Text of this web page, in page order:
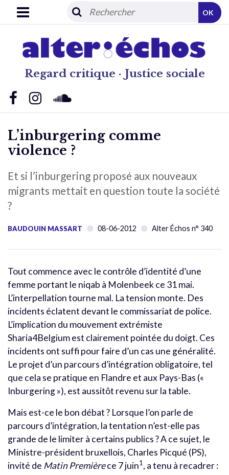
Regard critique · Justice sociale
OK
L’inburgering comme
violence ?
Et si l’inburgering proposé aux nouveaux
migrants mettait en question toute la société
?
BAUDOUIN MASSART 08-06-2012 Alter Échos n° 340
Tout commence avec le contrôle d’identité d’une
femme portant le niqab à Molenbeek ce 31 mai.
L’interpellation tourne mal. La tension monte. Des
incidents éclatent devant le commissariat de police.
L’implication du mouvement extrémiste
Sharia4Belgium est clairement pointée du doigt. Ces
incidents ont suffi pour faire d’un cas une généralité.
Le projet d’un parcours d’intégration obligatoire, tel
que cela se pratique en Flandre et aux Pays-Bas («
Inburgering »), est aussitôt revenu sur la table.
Mais est-ce le bon débat ? Lorsque l’on parle de
parcours d’intégration, la tentation n’est-elle pas
grande de le limiter à certains publics ? A ce sujet, le
Ministre-président bruxellois, Charles Picqué (PS),
invité de Matin Premièrece 7 juin1 , a tenu à recadrer :